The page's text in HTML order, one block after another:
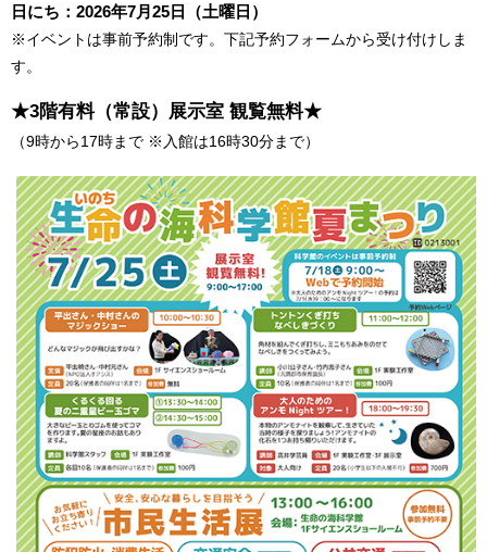
日にち：2026年7月25日（土曜日）
※イベントは事前予約制です。下記予約フォームから受け付けしま
す。
★3階有料（常設）展示室 観覧無料★
（9時から17時まで ※入館は16時30分まで）